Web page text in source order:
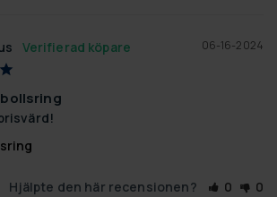
06-16-2024
Hjälpte den här recensionen? 0 0